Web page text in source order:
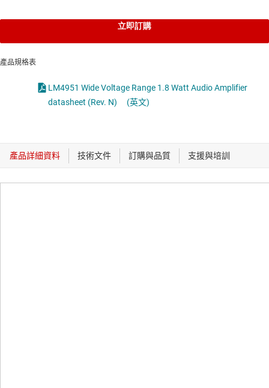
立即訂購
產品規格表
LM4951 Wide Voltage Range 1.8 Watt Audio Amplifier
datasheet (Rev. N)
(英文)